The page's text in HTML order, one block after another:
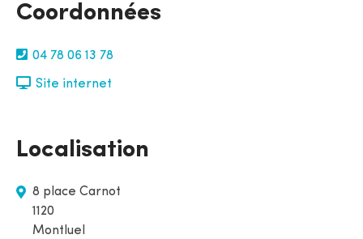
Coordonnées
04 78 06 13 78
Site internet
Localisation
8 place Carnot
1120
Montluel